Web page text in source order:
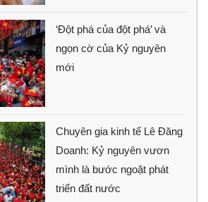
‘Đột phá của đột phá’ và
ngọn cờ của Kỷ nguyên
mới
Chuyên gia kinh tế Lê Đăng
Doanh: Kỷ nguyên vươn
mình là bước ngoặt phát
triển đất nước